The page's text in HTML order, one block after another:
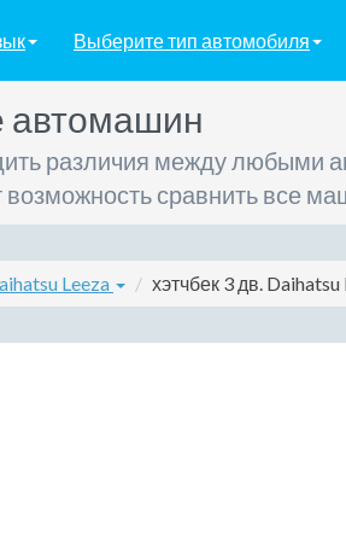
Выберите тип автомобиля
автомашин
различия между любыми
сравнить все
Leeza хэтчбек 3 дв.